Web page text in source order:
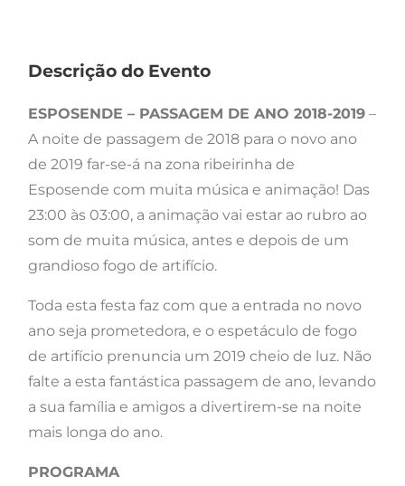
Descrição do Evento
ESPOSENDE – PASSAGEM DE ANO 2018-2019 –
A noite de passagem de 2018 para o novo ano
de 2019 far-se-á na zona ribeirinha de
Esposende com muita música e animação! Das
23:00 às 03:00, a animação vai estar ao rubro ao
som de muita música, antes e depois de um
grandioso fogo de artifício.
Toda esta festa faz com que a entrada no novo
ano seja prometedora, e o espetáculo de fogo
de artifício prenuncia um 2019 cheio de luz. Não
falte a esta fantástica passagem de ano, levando
a sua família e amigos a divertirem-se na noite
mais longa do ano.
PROGRAMA